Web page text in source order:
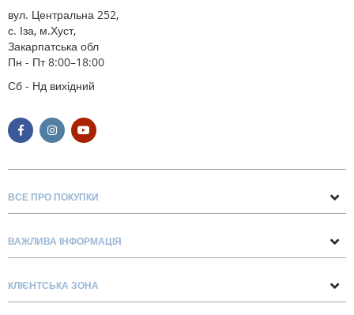
вул. Центральна 252,
с. Іза, м.Хуст,
Закарпатська обл
Пн - Пт 8:00–18:00
Сб - Нд вихідний
ВСЕ ПРО ПОКУПКИ
Про нас
Блог
ВАЖЛИВА ІНФОРМАЦІЯ
Доставка та оплата
КЛІЄНТСЬКА ЗОНА